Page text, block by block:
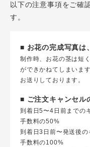
以下の注意事項をご確
す。
■ お花の完成写真は
制作時、お花の茎は短
ができかねてしまいま
お送りしております。
■ ご注文キャンセル
到着日5〜4日前までの
手数料の50%
到着日3日前〜発送後
手数料の100%